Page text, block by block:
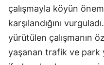
çalışmayla köyün
karşılandığını
yürütülen çalışmanın
yaşanan trafik ve park